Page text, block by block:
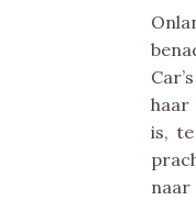
haar
is,